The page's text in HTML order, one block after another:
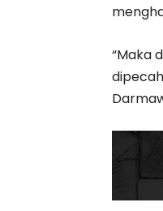
“Maka